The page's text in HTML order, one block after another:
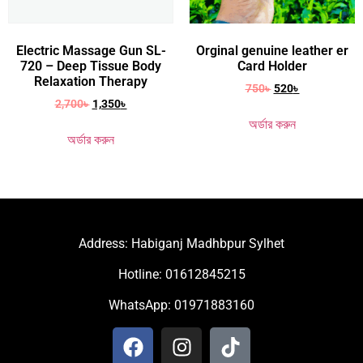
Electric Massage Gun SL-
720 – Deep Tissue Body
Relaxation Therapy
2,700৳ 1,350৳
অর্ডার করুন
Orginal genuine leather er
Card Holder
750৳ 520৳
অর্ডার করুন
Address: Habiganj Madhbpur Sylhet
Hotline: 01612845215
WhatsApp: 01971883160